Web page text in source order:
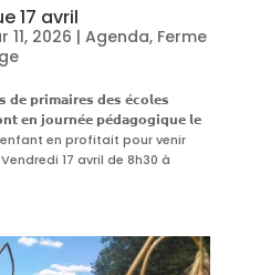
17 avril
11, 2026 | Agenda, Ferme
𝗱𝗲 𝗽𝗿𝗶𝗺𝗮𝗶𝗿𝗲𝘀 𝗱𝗲𝘀 𝗲́𝗰𝗼𝗹𝗲𝘀
𝗲𝗻 𝗷𝗼𝘂𝗿𝗻𝗲́𝗲 𝗽𝗲́𝗱𝗮𝗴𝗼𝗴𝗶𝗾𝘂𝗲 𝗹𝗲
enfant en profitait pour venir
17 avril de 8h30 à